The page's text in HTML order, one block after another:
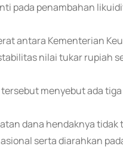
pada penambahan
antara Kementerian
nilai tukar rupiah
menyebut ada
dana hendaknya tidak
serta diarahkan